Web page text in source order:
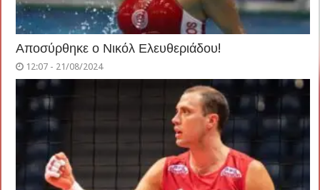
Αποσύρθηκε ο Νικόλ Ελευθεριάδου!
12:07 - 21/08/2024